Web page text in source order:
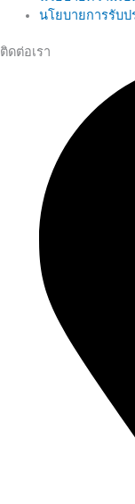
นโยบายการรับป
ติดต่อเรา